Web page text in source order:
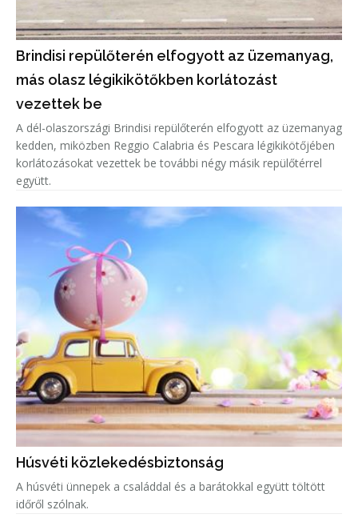
Brindisi repülőterén elfogyott az üzemanyag,
más olasz légikikötőkben korlátozást
vezettek be
A dél-olaszországi Brindisi repülőterén elfogyott az üzemanyag
kedden, miközben Reggio Calabria és Pescara légikikötőjében
korlátozásokat vezettek be további négy másik repülőtérrel
együtt.
Húsvéti közlekedésbiztonság
A húsvéti ünnepek a családdal és a barátokkal együtt töltött
időről szólnak.